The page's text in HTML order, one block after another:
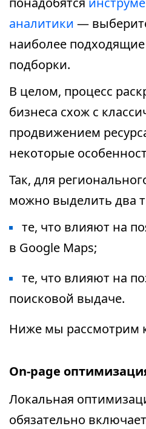
аналитики —
наиболее
подборки.
В целом, процесс
бизнеса схож с
продвижением
некоторые
Так, для
можно выделить два
те, что влияют на
в Google Maps;
те, что влияют на
поисковой выдаче.
Ниже мы рассмотрим
On-page
Локальная
обязательно